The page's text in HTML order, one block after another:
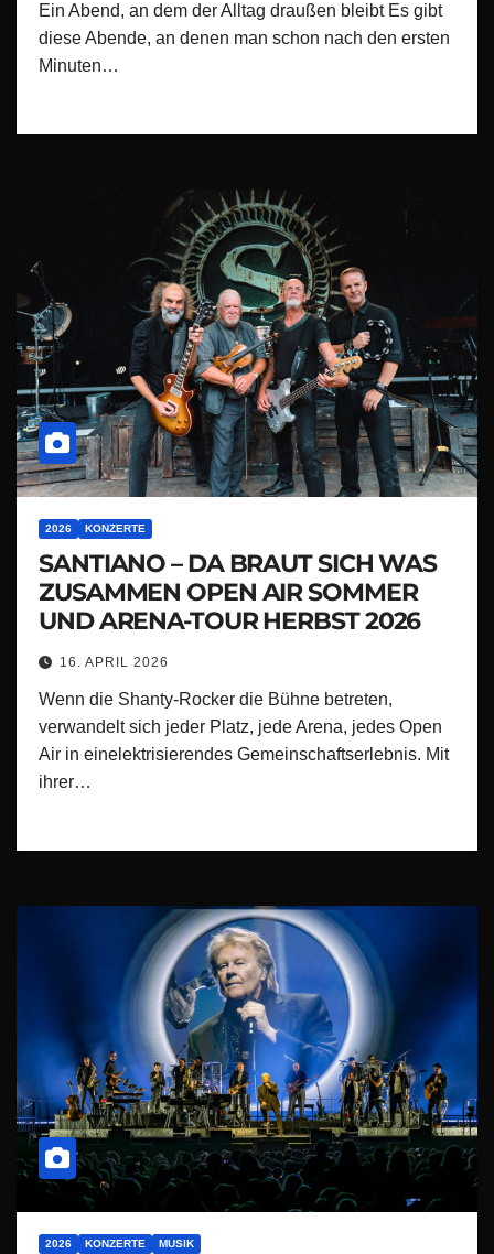
Ein Abend, an dem der Alltag draußen bleibt Es gibt
diese Abende, an denen man schon nach den ersten
Minuten…
2026 KONZERTE
SANTIANO – DA BRAUT SICH WAS
ZUSAMMEN OPEN AIR SOMMER
UND ARENA-TOUR HERBST 2026
16. APRIL 2026
Wenn die Shanty-Rocker die Bühne betreten,
verwandelt sich jeder Platz, jede Arena, jedes Open
Air in einelektrisierendes Gemeinschaftserlebnis. Mit
ihrer…
2026 KONZERTE MUSIK